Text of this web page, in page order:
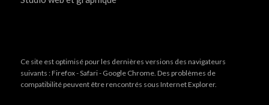
Ce site est optimisé pour les dernières versions des navigateurs
suivants : Firefox - Safari - Google Chrome. Des problèmes de
compatibilité peuvent être rencontrés sous Internet Explorer.